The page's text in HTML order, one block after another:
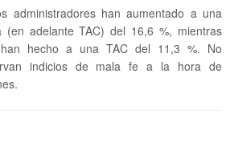
administradores han aumentado a una
(en adelante TAC) del 16,6 %, mientras
hecho a una TAC del 11,3 %. No
indicios de mala fe a la hora de